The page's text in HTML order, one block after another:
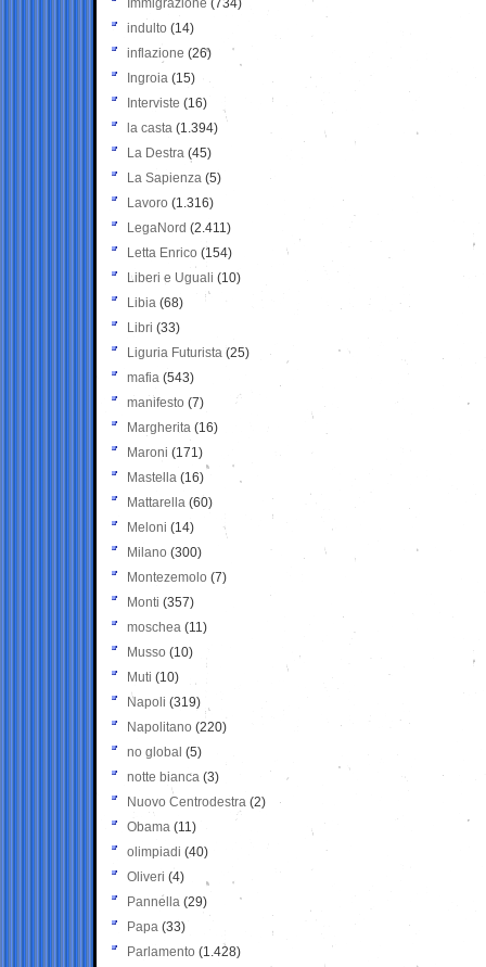
Immigrazione (734)
indulto (14)
inflazione (26)
Ingroia (15)
Interviste (16)
la casta (1.394)
La Destra (45)
La Sapienza (5)
Lavoro (1.316)
LegaNord (2.411)
Letta Enrico (154)
Liberi e Uguali (10)
Libia (68)
Libri (33)
Liguria Futurista (25)
mafia (543)
manifesto (7)
Margherita (16)
Maroni (171)
Mastella (16)
Mattarella (60)
Meloni (14)
Milano (300)
Montezemolo (7)
Monti (357)
moschea (11)
Musso (10)
Muti (10)
Napoli (319)
Napolitano (220)
no global (5)
notte bianca (3)
Nuovo Centrodestra (2)
Obama (11)
olimpiadi (40)
Oliveri (4)
Pannella (29)
Papa (33)
Parlamento (1.428)